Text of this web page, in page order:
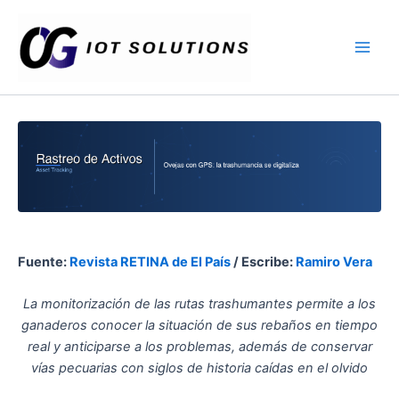
contenido
Fuente: Revista RETINA de El País/ Escribe: Ramiro Vera
La monitorización de las rutas trashumantes permite a los
ganaderos conocer la situación de sus rebaños en tiempo
real y anticiparse a los problemas, además de conservar
vías pecuarias con siglos de historia caídas en el olvido